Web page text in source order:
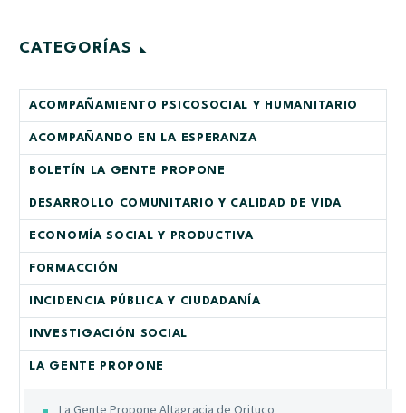
CATEGORÍAS
ACOMPAÑAMIENTO PSICOSOCIAL Y HUMANITARIO
ACOMPAÑANDO EN LA ESPERANZA
BOLETÍN LA GENTE PROPONE
DESARROLLO COMUNITARIO Y CALIDAD DE VIDA
ECONOMÍA SOCIAL Y PRODUCTIVA
FORMACCIÓN
INCIDENCIA PÚBLICA Y CIUDADANÍA
INVESTIGACIÓN SOCIAL
LA GENTE PROPONE
La Gente Propone Altagracia de Orituco